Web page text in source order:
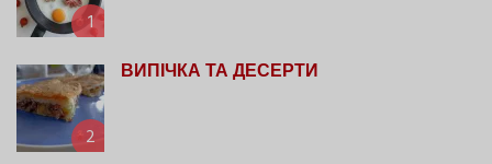
1
2
ВИПІЧКА ТА ДЕСЕРТИ